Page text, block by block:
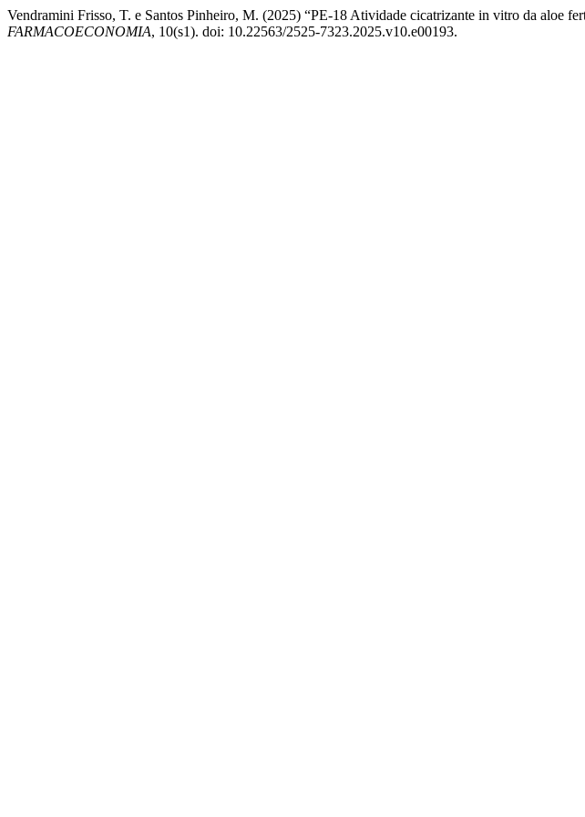
Vendramini Frisso, T. e Santos Pinheiro, M. (2025) “PE-18 Atividade cicatrizante in vitro da aloe
FARMACOECONOMIA, 10(s1). doi: 10.22563/2525-7323.2025.v10.e00193.